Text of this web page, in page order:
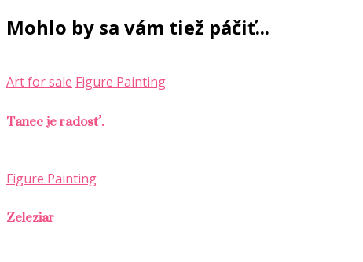
Mohlo by sa vám tiež páčiť...
Art for sale Figure Painting
Tanec je radosť.
Figure Painting
Zeleziar